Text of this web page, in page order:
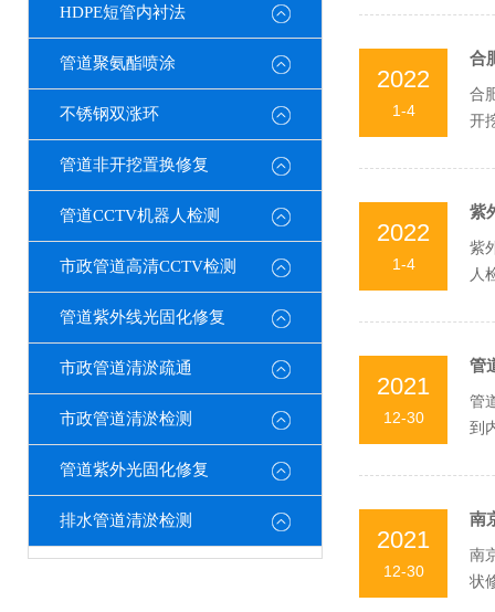
HDPE短管内衬法
管道聚氨酯喷涂
不锈钢双涨环
管道非开挖置换修复
管道CCTV机器人检测
市政管道高清CCTV检测
管道紫外线光固化修复
市政管道清淤疏通
市政管道清淤检测
管道紫外光固化修复
排水管道清淤检测
2022
1-4
合
合
开
2022
1-4
紫
紫
人
2021
12-30
管
管
到
2021
12-30
南
南
状